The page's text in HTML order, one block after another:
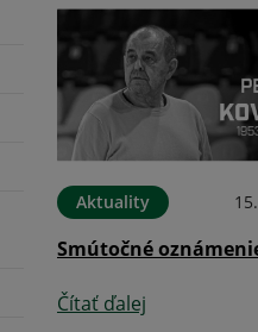
Aktuality
Smútočné
Čítať ďalej